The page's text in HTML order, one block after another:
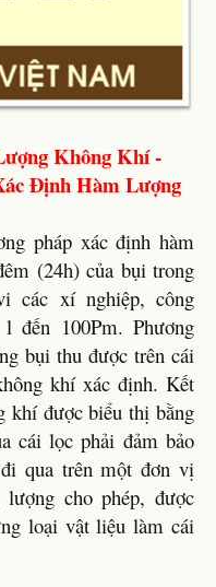
Không Khí -
Định Hàm Lượng
pháp xác định hàm
(24h) của bụi trong
các xí nghiệp, công
đến 100Pm. Phương
bụi thu được trên cái
khí xác định. Kết
khí được biểu thị bằng
cái lọc phải đảm bảo
qua trên một đơn vị
cho phép, được
loại vật liệu làm cái